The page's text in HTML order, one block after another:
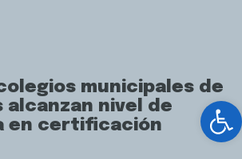
municipales de
alcanzan nivel de
en certificación